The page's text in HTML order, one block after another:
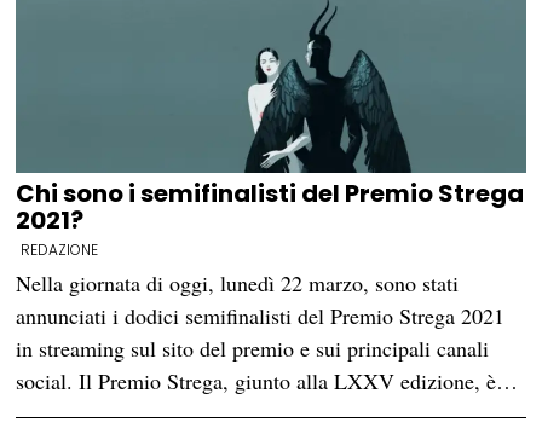
Chi sono i semifinalisti del Premio Strega
2021?
REDAZIONE
Nella giornata di oggi, lunedì 22 marzo, sono stati
annunciati i dodici semifinalisti del Premio Strega 2021
in streaming sul sito del premio e sui principali canali
social. Il Premio Strega, giunto alla LXXV edizione, è…